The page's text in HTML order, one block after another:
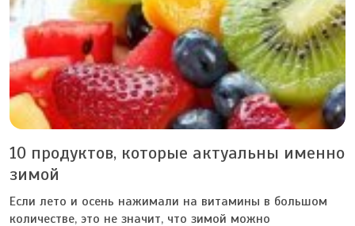
10 продуктов, которые актуальны именно
зимой
Если лето и осень нажимали на витамины в большом
количестве, это не значит, что зимой можно